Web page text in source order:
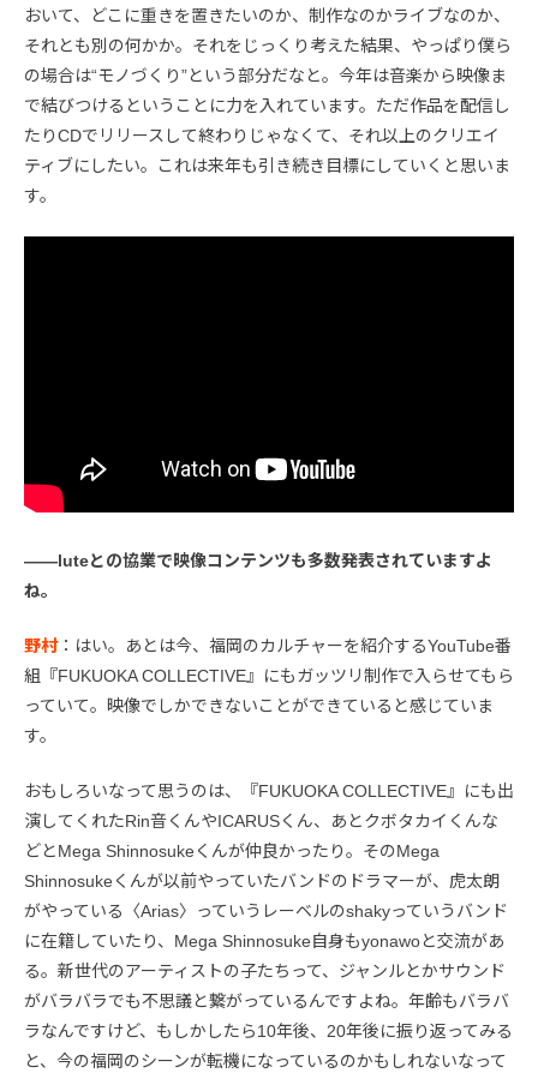
おいて、どこに重きを置きたいのか、制作なのかライブなのか、
それとも別の何かか。それをじっくり考えた結果、やっぱり僕ら
の場合は“モノづくり”という部分だなと。今年は音楽から映像ま
で結びつけるということに力を入れています。ただ作品を配信し
たりCDでリリースして終わりじゃなくて、それ以上のクリエイ
ティブにしたい。これは来年も引き続き目標にしていくと思いま
す。
――luteとの協業で映像コンテンツも多数発表されていますよ
ね。
野村：はい。あとは今、福岡のカルチャーを紹介するYouTube番
組『FUKUOKA COLLECTIVE』にもガッツリ制作で入らせてもら
っていて。映像でしかできないことができていると感じていま
す。
おもしろいなって思うのは、『FUKUOKA COLLECTIVE』にも出
演してくれたRin音くんやICARUSくん、あとクボタカイくんな
どとMega Shinnosukeくんが仲良かったり。そのMega
Shinnosukeくんが以前やっていたバンドのドラマーが、虎太朗
がやっている〈Arias〉っていうレーベルのshakyっていうバンド
に在籍していたり、Mega Shinnosuke自身もyonawoと交流があ
る。新世代のアーティストの子たちって、ジャンルとかサウンド
がバラバラでも不思議と繋がっているんですよね。年齢もバラバ
ラなんですけど、もしかしたら10年後、20年後に振り返ってみる
と、今の福岡のシーンが転機になっているのかもしれないなって